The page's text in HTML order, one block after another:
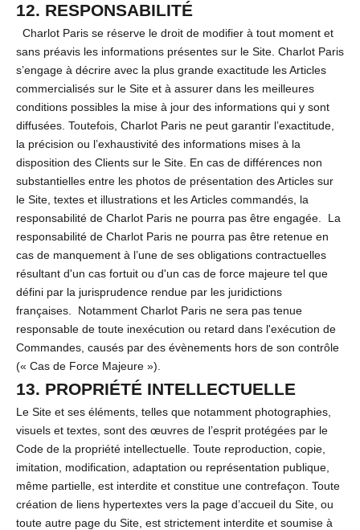
12. RESPONSABILITÉ
Charlot Paris se réserve le droit de modifier à tout moment et
sans préavis les informations présentes sur le Site. Charlot Paris
s’engage à décrire avec la plus grande exactitude les Articles
commercialisés sur le Site et à assurer dans les meilleures
conditions possibles la mise à jour des informations qui y sont
diffusées. Toutefois, Charlot Paris ne peut garantir l’exactitude,
la précision ou l’exhaustivité des informations mises à la
disposition des Clients sur le Site. En cas de différences non
substantielles entre les photos de présentation des Articles sur
le Site, textes et illustrations et les Articles commandés, la
responsabilité de Charlot Paris ne pourra pas être engagée. La
responsabilité de Charlot Paris ne pourra pas être retenue en
cas de manquement à l’une de ses obligations contractuelles
résultant d'un cas fortuit ou d'un cas de force majeure tel que
défini par la jurisprudence rendue par les juridictions
françaises. Notamment Charlot Paris ne sera pas tenue
responsable de toute inexécution ou retard dans l'exécution de
Commandes, causés par des évènements hors de son contrôle
(« Cas de Force Majeure »).
13. PROPRIÉTÉ INTELLECTUELLE
Le Site et ses éléments, telles que notamment photographies,
visuels et textes, sont des œuvres de l’esprit protégées par le
Code de la propriété intellectuelle. Toute reproduction, copie,
imitation, modification, adaptation ou représentation publique,
même partielle, est interdite et constitue une contrefaçon. Toute
création de liens hypertextes vers la page d’accueil du Site, ou
toute autre page du Site, est strictement interdite et soumise à